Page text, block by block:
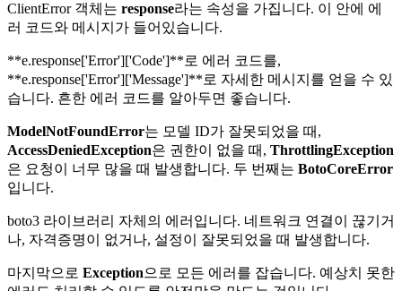
ClientError 객체는 response라는 속성을 가집니다. 이 안에 에
러 코드와 메시지가 들어있습니다.
**e.response['Error']['Code']**로 에러 코드를,
**e.response['Error']['Message']**로 자세한 메시지를 얻을 수 있
습니다. 흔한 에러 코드를 알아두면 좋습니다.
ModelNotFoundError는 모델 ID가 잘못되었을 때,
AccessDeniedException은 권한이 없을 때, ThrottlingException
은 요청이 너무 많을 때 발생합니다. 두 번째는 BotoCoreError
입니다.
boto3 라이브러리 자체의 에러입니다. 네트워크 연결이 끊기거
나, 자격증명이 없거나, 설정이 잘못되었을 때 발생합니다.
마지막으로 Exception으로 모든 에러를 잡습니다. 예상치 못한